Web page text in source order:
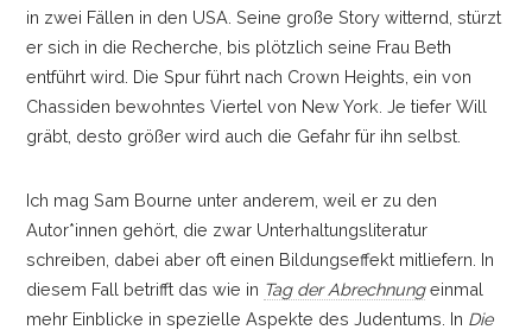
in zwei Fällen in den USA. Seine große Story witternd, stürzt
er sich in die Recherche, bis plötzlich seine Frau Beth
entführt wird. Die Spur führt nach Crown Heights, ein von
Chassiden bewohntes Viertel von New York. Je tiefer Will
gräbt, desto größer wird auch die Gefahr für ihn selbst.
Ich mag Sam Bourne unter anderem, weil er zu den
Autor*innen gehört, die zwar Unterhaltungsliteratur
schreiben, dabei aber oft einen Bildungseffekt mitliefern. In
diesem Fall betrifft das wie in Tag der Abrechnungeinmal
mehr Einblicke in spezielle Aspekte des Judentums. In Die